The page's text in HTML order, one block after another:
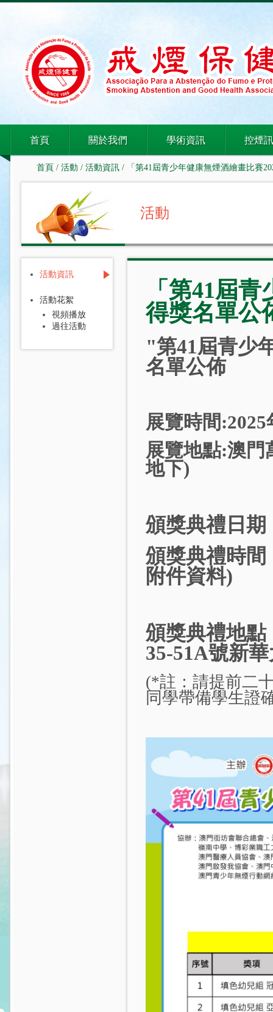
首頁 關於我們 學術資訊 控煙
首頁 / 活動 / 活動資訊/ 「第41屆青少年健康無煙酒繪畫比賽
活動
活動資訊
活動花絮
視頻播放
過往活動
「第41屆
得獎名單公
"第41屆青少
名單公佈
展覽時間:2025
展覽地點:澳門
地下)
頒獎典禮日期
頒獎典禮時間
附件資料)
頒獎典禮地
35-51A號新
(*註：請提前二
同學帶備學生證